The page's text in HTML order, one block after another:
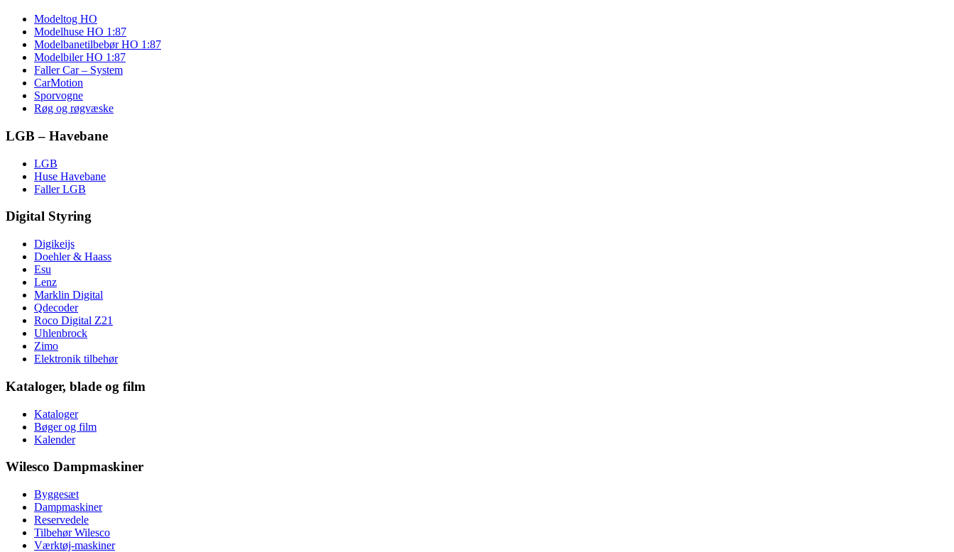
Modeltog HO
Modelhuse HO 1:87
Modelbanetilbebør HO 1:87
Modelbiler HO 1:87
Faller Car – System
CarMotion
Sporvogne
Røg og røgvæske
LGB – Havebane
LGB
Huse Havebane
Faller LGB
Digital Styring
Digikeijs
Doehler & Haass
Esu
Lenz
Marklin Digital
Qdecoder
Roco Digital Z21
Uhlenbrock
Zimo
Elektronik tilbehør
Kataloger, blade og film
Kataloger
Bøger og film
Kalender
Wilesco Dampmaskiner
Byggesæt
Dampmaskiner
Reservedele
Tilbehør Wilesco
Værktøj-maskiner